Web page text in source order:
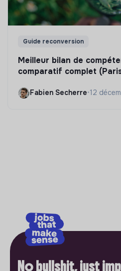
Guide reconversion
Meilleur bilan de
comparatif complet
Fabien Secherre•12
No bullshit, just